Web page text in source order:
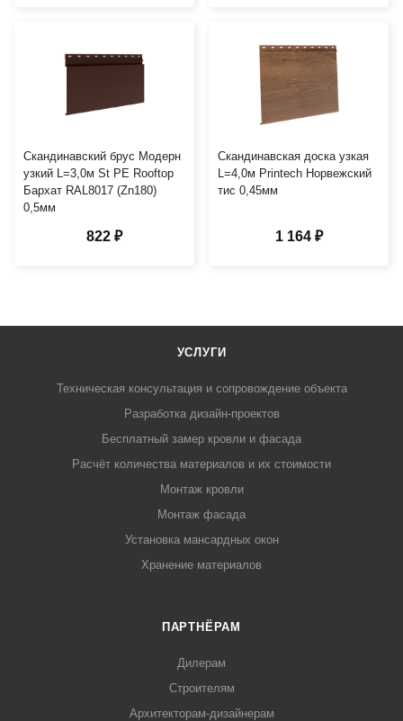
Скандинавский брус Модерн
узкий L=3,0м St PE Rooftop
Бархат RAL8017 (Zn180)
0,5мм
822 ₽
Скандинавская доска узкая
L=4,0м Printech Норвежский
тис 0,45мм
1 164 ₽
УСЛУГИ
Техническая консультация и сопровождение объекта
Разработка дизайн-проектов
Бесплатный замер кровли и фасада
Расчёт количества материалов и их стоимости
Монтаж кровли
Монтаж фасада
Установка мансардных окон
Хранение материалов
ПАРТНЁРАМ
Дилерам
Строителям
Архитекторам-дизайнерам